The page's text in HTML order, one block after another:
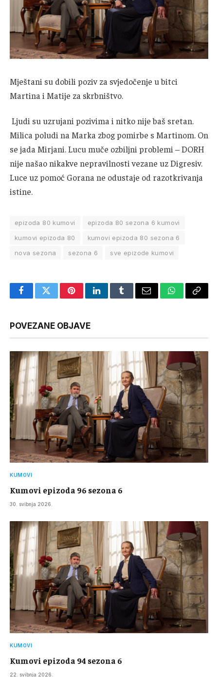
Mještani su dobili poziv za svjedočenje u bitci
Martina i Matije za skrbništvo.
Ljudi su uzrujani pozivima i nitko nije baš sretan.
Milica poludi na Marka zbog pomirbe s Martinom. On
se jada Mirjani. Lucu muče ozbiljni problemi – DORH
nije našao nikakve nepravilnosti vezane uz Digresiv.
Luce uz pomoć Gorana ne odustaje od razotkrivanja
istine.
epizoda 80 kumovi
epizoda 80 sezona 6 kumovi
kumovi epizoda 80
kumovi epizoda 80 sezona 6
nova sezona
sezona 6 sve epizode kumovi
FacebookTwitterPinterestLinkedInTumblrEmail WhatsApp
Copy
POVEZANE OBJAVE
KUMOVI
Kumovi epizoda 96 sezona 6
30. svibnja 2026.
KUMOVI
Kumovi epizoda 94 sezona 6
22. svibnja 2026.